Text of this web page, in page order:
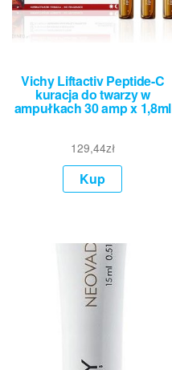
Vichy Liftactiv Peptide-C
kuracja do twarzy w
ampułkach 30 amp x 1,8ml
129,44zł
Kup